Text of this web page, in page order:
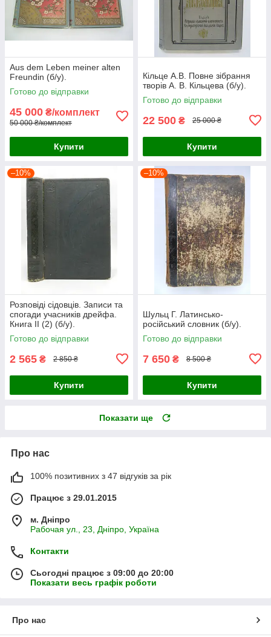
Aus dem Leben meiner alten
Freundin (б/у).
Готово до відправки
45 000 ₴/комплект
50 000 ₴/комплект
Купити
Кільце А.В. Повне зібрання
творів А. В. Кільцева (б/у).
Готово до відправки
22 500 ₴ 25 000 ₴
Купити
–10%
Розповіді сідовців. Записи та
спогади учасників дрейфа.
Книга II (2) (б/у).
Готово до відправки
2 565 ₴ 2 850 ₴
Купити
–10%
Шульц Г. Латинсько-
російський словник (б/у).
Готово до відправки
7 650 ₴ 8 500 ₴
Купити
Показати ще
Про нас
100% позитивних з 47 відгуків за рік
Працює з 29.01.2015
м. Дніпро
Рабочая ул., 23, Дніпро, Україна
Контакти
Сьогодні працює з 09:00 до 20:00
Показати весь графік роботи
Про нас